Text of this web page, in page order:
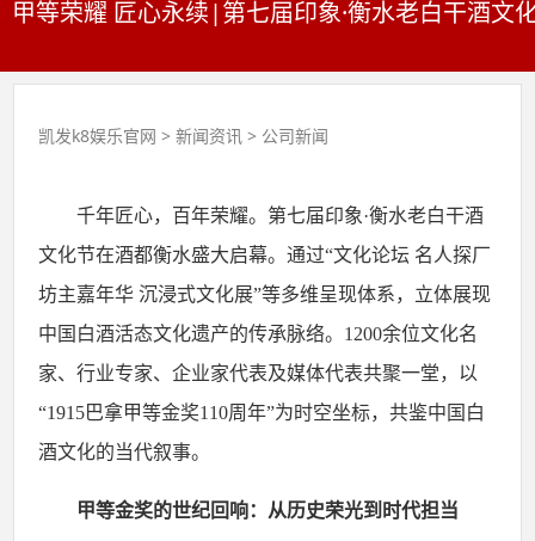
甲等荣耀 匠心永续|第七届印象·衡水老白干酒文
凯发k8娱乐官网 >新闻资讯 > 公司新闻
千年匠心，百年荣耀。第七届印象·衡水老白干酒
文化节在酒都衡水盛大启幕。通过“文化论坛 名人探厂
坊主嘉年华 沉浸式文化展”等多维呈现体系，立体展现
中国白酒活态文化遗产的传承脉络。1200余位文化名
家、行业专家、企业家代表及媒体代表共聚一堂，以
“1915巴拿甲等金奖110周年”为时空坐标，共鉴中国白
酒文化的当代叙事。
甲等金奖的世纪回响：从历史荣光到时代担当